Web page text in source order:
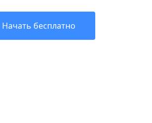
Начать бесплатно